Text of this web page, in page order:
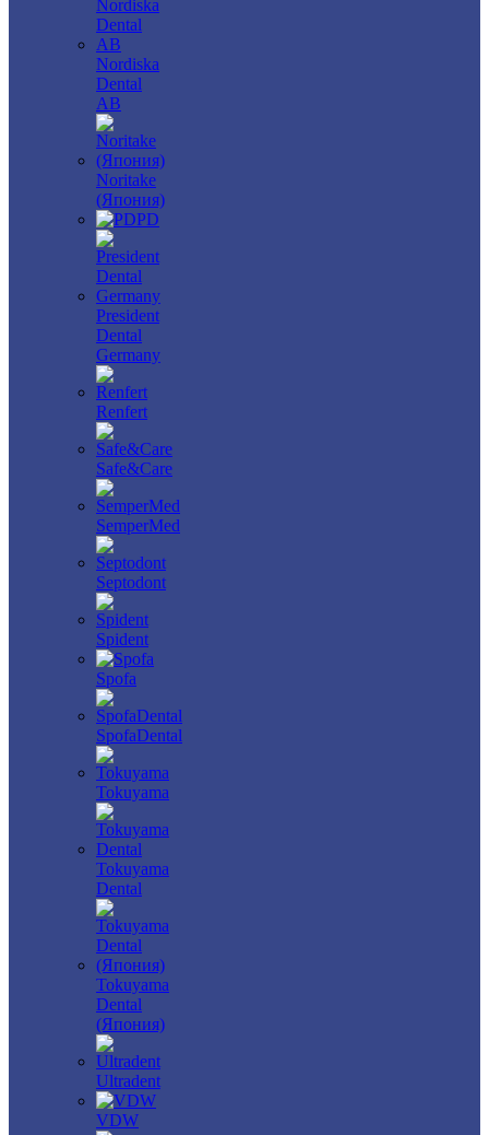
Nordiska
Dental
AB
Noritake
(Япония)
PD
President
Dental
Germany
Renfert
Safe&Care
SemperMed
Septodont
Spident
Spofa
SpofaDental
Tokuyama
Tokuyama
Dental
Tokuyama
Dental
(Япония)
Ultradent
VDW